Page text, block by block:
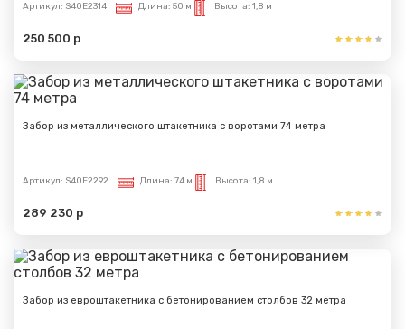
Артикул: S40E2314 Длина: 50 м Высота: 1,8 м
250 500 р
Забор из металлического штакетника с воротами 74 метра
Артикул: S40E2292 Длина: 74 м Высота: 1,8 м
289 230 р
Забор из евроштакетника с бетонированием столбов 32 метра